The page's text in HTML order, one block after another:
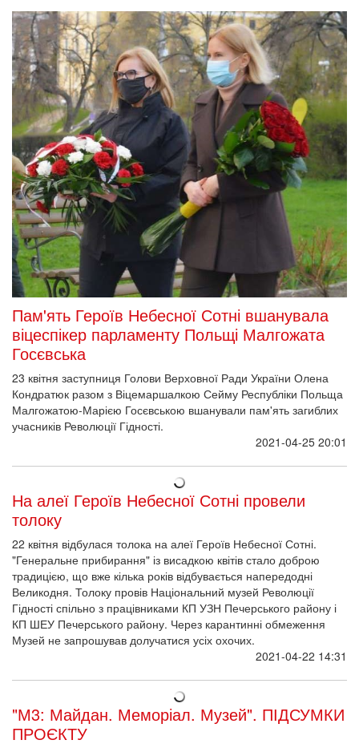
Пам'ять Героїв Небесної Сотні вшанувала
віцеспікер парламенту Польщі Малгожата
Госєвська
23 квітня заступниця Голови Верховної Ради України Олена
Кондратюк разом з Віцемаршалкою Сейму Республіки Польща
Малгожатою-Марією Госєвською вшанували пам'ять загиблих
учасників Революції Гідності.
2021-04-25 20:01
На алеї Героїв Небесної Сотні провели
толоку
22 квітня відбулася толока на алеї Героїв Небесної Сотні.
"Генеральне прибирання" із висадкою квітів стало доброю
традицією, що вже кілька років відбувається напередодні
Великодня. Толоку провів Національний музей Революції
Гідності спільно з працівниками КП УЗН Печерського району і
КП ШЕУ Печерського району. Через карантинні обмеження
Музей не запрошував долучатися усіх охочих.
2021-04-22 14:31
"М3: Майдан. Меморіал. Музей". ПІДСУМКИ
ПРОЄКТУ